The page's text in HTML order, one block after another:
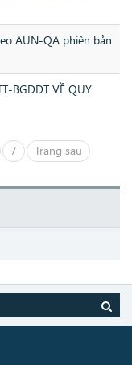
AUN-QA phiên bản
BGDĐT VỀ QUY
7 Trang sau